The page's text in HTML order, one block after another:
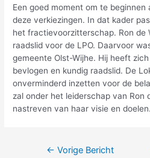
Een goed moment om te
deze verkiezingen. In dat kader
het fractievoorzitterschap. Ron de
raadslid voor de LPO. Daarvoor
gemeente Olst-Wijhe. Hij heeft
bevlogen en kundig raadslid. De
onverminderd inzetten voor de
zal onder het leiderschap van Ron
nastreven van haar visie en doelen.
← Vorige Bericht